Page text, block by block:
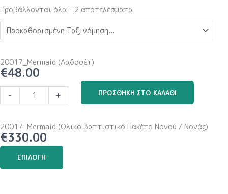
Προβάλλονται όλα - 2 αποτελέσματα
20017_Mermaid (Λαδοσέτ)
€48.00
-
20017_Mermaid
(Λαδοσέτ)
+ ΠΡΟΣΘΉΚΗ ΣΤΟ ΚΑΛΆΘΙ
20017_Mermaid (Ολικό Βαπτιστικό Πακέτο Νονού / Νονάς)
€330.00
ΕΠΙΛΟΓΉ
Αυτό